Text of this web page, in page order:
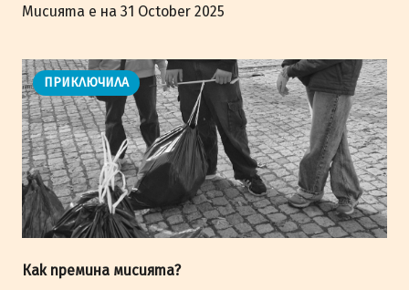
Мисията е на 31 October 2025
ПРИКЛЮЧИЛА
Как премина мисията?